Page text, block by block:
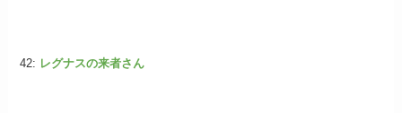
42: レグナスの来者さん